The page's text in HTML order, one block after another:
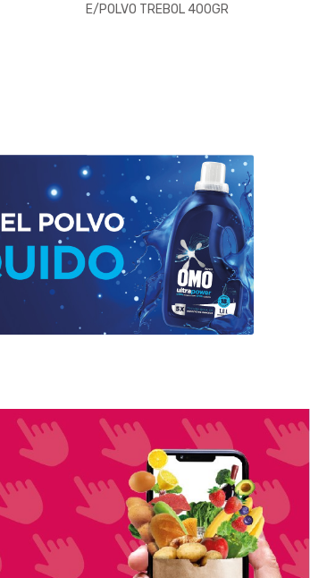
E/POLVO TREBOL 400GR